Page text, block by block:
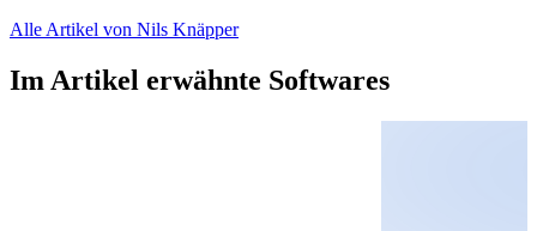
Alle Artikel von Nils Knäpper
Im Artikel erwähnte Softwares